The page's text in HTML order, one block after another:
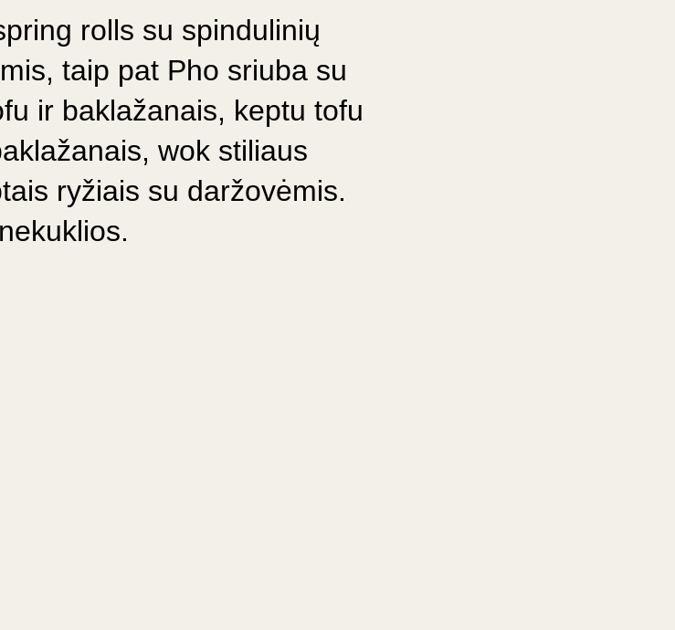
rolls su spindulinių
taip pat Pho sriuba su
ir baklažanais, keptu tofu
wok stiliaus
ryžiais su daržovėmis.